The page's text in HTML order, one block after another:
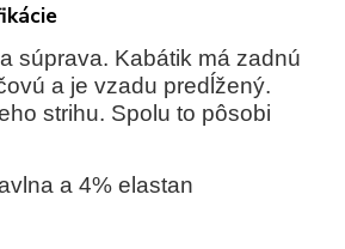
súprava. Kabátik má zadnú
a je vzadu predĺžený.
strihu. Spolu to pôsobi
a 4% elastan